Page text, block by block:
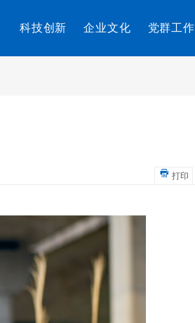
科技创新 企业文化 党群工作
打印